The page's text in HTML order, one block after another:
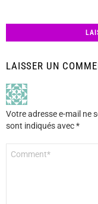
LAISSER UN
Votre adresse e-mail ne
sont indiqués avec*